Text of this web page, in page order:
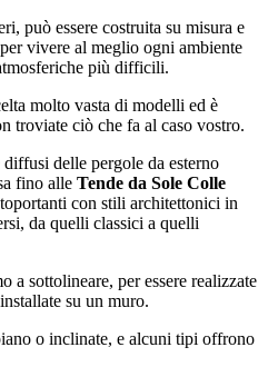
può essere costruita su misura e
vivere al meglio ogni ambiente
più difficili.
molto vasta di modelli ed è
troviate ciò che fa al caso vostro.
delle pergole da esterno
fino alle Tende da Sole Colle
con stili architettonici in
da quelli classici a quelli
a sottolineare, per essere realizzate
su un muro.
o inclinate, e alcuni tipi offrono